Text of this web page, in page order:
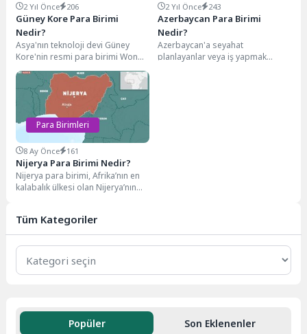
2 Yıl Önce 206
Güney Kore Para Birimi
Nedir?
Asya'nın teknoloji devi Güney
Kore'nin resmi para birimi Won
(₩), ülkenin ekonomik gücünün
önemli bir...
2 Yıl Önce 243
Azerbaycan Para Birimi
Nedir?
Azerbaycan'a seyahat
planlayanlar veya iş yapmak
Para Birimleri
8 Ay Önce 161
Nijerya Para Birimi Nedir?
Nijerya para birimi, Afrika’nın en
kalabalık ülkesi olan Nijerya’nın
Tüm Kategoriler
Popüler Son Eklenenler